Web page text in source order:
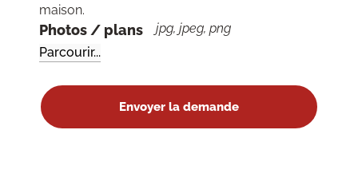
maison.
Photos / plans jpg, jpeg, png